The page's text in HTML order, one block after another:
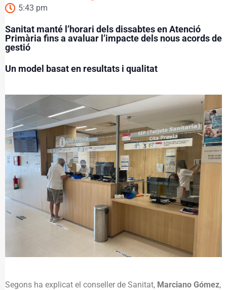
5:43 pm
Sanitat manté l’horari dels dissabtes en Atenció
Primària fins a avaluar l’impacte dels nous acords de
gestió
Un model basat en resultats i qualitat
Segons ha explicat el conseller de Sanitat, Marciano Gómez,